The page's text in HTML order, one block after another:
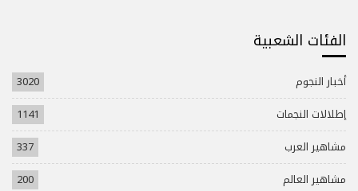
الفئات الشعبية
أخبار النجوم
3020
إطلالات النجمات
1141
مشاهير العرب
337
مشاهير العالم
200